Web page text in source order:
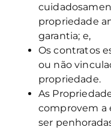
propriedade
garantia; e,
Os contratos
ou não
propriedade.
As
comprovem a
ser